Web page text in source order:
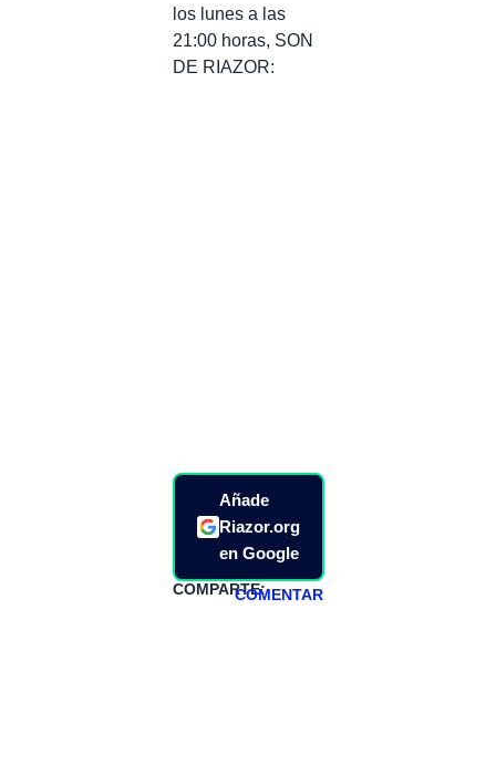
los lunes a las
21:00 horas, SON
DE RIAZOR:
Añade
Riazor.org
en Google
COMPARTE:COMENTAR